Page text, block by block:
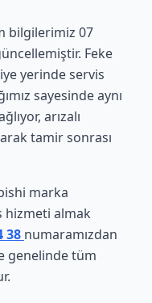
bilgilerimiz 07
Feke
yerinde servis
sayesinde aynı
arızalı
tamir sonrası
marka
hizmeti almak
38 numaramızdan
genelinde tüm